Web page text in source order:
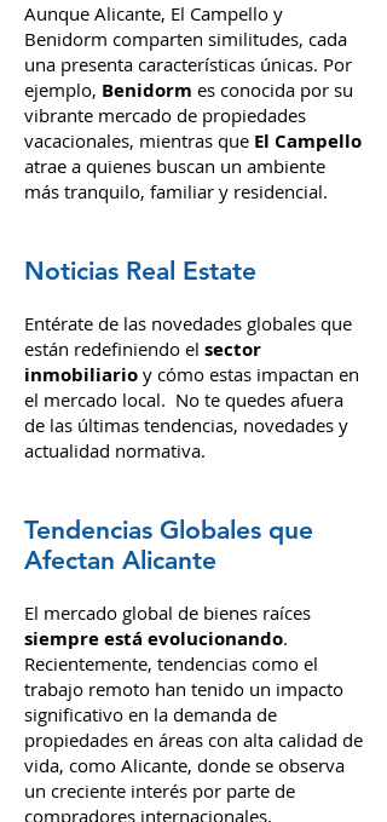
Aunque Alicante, El Campello y
Benidorm comparten similitudes, cada
una presenta características únicas. Por
ejemplo, Benidorm es conocida por su
vibrante mercado de propiedades
vacacionales, mientras que El Campello
atrae a quienes buscan un ambiente
más tranquilo, familiar y residencial.
Noticias Real Estate
Entérate de las novedades globales que
están redefiniendo el sector
inmobiliario y cómo estas impactan en
el mercado local. No te quedes afuera
de las últimas tendencias, novedades y
actualidad normativa.
Tendencias Globales que
Afectan Alicante
El mercado global de bienes raíces
siempre está evolucionando.
Recientemente, tendencias como el
trabajo remoto han tenido un impacto
significativo en la demanda de
propiedades en áreas con alta calidad de
vida, como Alicante, donde se observa
un creciente interés por parte de
compradores internacionales.